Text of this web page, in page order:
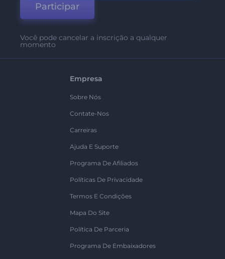
Participar
Você pode cancelar a inscrição a qualquer
momento
Empresa
Sobre Nós
Contate-Nos
Carreiras
Ajuda E Suporte
Programa De Afiliados
Políticas De Privacidade
Termos E Condições
Mapa Do Site
Política De Parceria
Programa De Embaixadores